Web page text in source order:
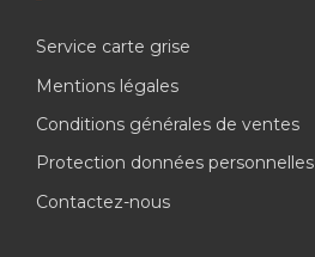
Service carte grise
Mentions légales
Conditions générales de ventes
Protection données personnelles
Contactez-nous